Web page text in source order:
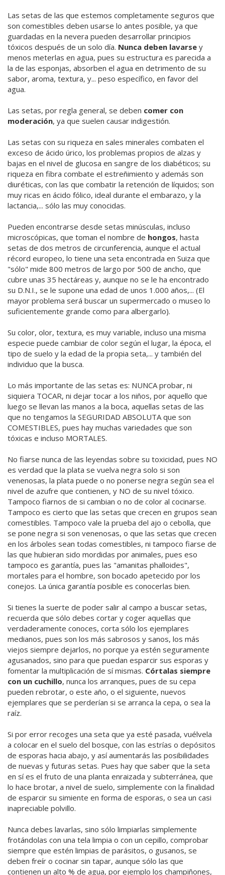
Las setas de las que estemos completamente seguros que
son comestibles deben usarse lo antes posible, ya que
guardadas en la nevera pueden desarrollar principios
tóxicos después de un solo día. Nunca deben lavarse y
menos meterlas en agua, pues su estructura es parecida a
la de las esponjas, absorben el agua en detrimento de su
sabor, aroma, textura, y... peso específico, en favor del
agua.
Las setas, por regla general, se deben comer con
moderación, ya que suelen causar indigestión.
Las setas con su riqueza en sales minerales combaten el
exceso de ácido úrico, los problemas propios de alzas y
bajas en el nivel de glucosa en sangre de los diabéticos; su
riqueza en fibra combate el estreñimiento y además son
diuréticas, con las que combatir la retención de líquidos; son
muy ricas en ácido fólico, ideal durante el embarazo, y la
lactancia,... sólo las muy conocidas.
Pueden encontrarse desde setas minúsculas, incluso
microscópicas, que toman el nombre de hongos, hasta
setas de dos metros de circunferencia, aunque el actual
récord europeo, lo tiene una seta encontrada en Suiza que
"sólo" mide 800 metros de largo por 500 de ancho, que
cubre unas 35 hectáreas y, aunque no se le ha encontrado
su D.N.I., se le supone una edad de unos 1.000 años,... (El
mayor problema será buscar un supermercado o museo lo
suficientemente grande como para albergarlo).
Su color, olor, textura, es muy variable, incluso una misma
especie puede cambiar de color según el lugar, la época, el
tipo de suelo y la edad de la propia seta,... y también del
individuo que la busca.
Lo más importante de las setas es: NUNCA probar, ni
siquiera TOCAR, ni dejar tocar a los niños, por aquello que
luego se llevan las manos a la boca, aquellas setas de las
que no tengamos la SEGURIDAD ABSOLUTA que son
COMESTIBLES, pues hay muchas variedades que son
tóxicas e incluso MORTALES.
No fiarse nunca de las leyendas sobre su toxicidad, pues NO
es verdad que la plata se vuelva negra solo si son
venenosas, la plata puede o no ponerse negra según sea el
nivel de azufre que contienen, y NO de su nivel tóxico.
Tampoco fiarnos de si cambian o no de color al cocinarse.
Tampoco es cierto que las setas que crecen en grupos sean
comestibles. Tampoco vale la prueba del ajo o cebolla, que
se pone negra si son venenosas, o que las setas que crecen
en los árboles sean todas comestibles, ni tampoco fiarse de
las que hubieran sido mordidas por animales, pues eso
tampoco es garantía, pues las "amanitas phalloides",
mortales para el hombre, son bocado apetecido por los
conejos. La única garantía posible es conocerlas bien.
Si tienes la suerte de poder salir al campo a buscar setas,
recuerda que sólo debes cortar y coger aquellas que
verdaderamente conoces, corta sólo los ejemplares
medianos, pues son los más sabrosos y sanos, los más
viejos siempre dejarlos, no porque ya estén seguramente
agusanados, sino para que puedan esparcir sus esporas y
fomentar la multiplicación de sí mismas. Córtalas siempre
con un cuchillo, nunca los arranques, pues de su cepa
pueden rebrotar, o este año, o el siguiente, nuevos
ejemplares que se perderían si se arranca la cepa, o sea la
raíz.
Si por error recoges una seta que ya esté pasada, vuélvela
a colocar en el suelo del bosque, con las estrías o depósitos
de esporas hacia abajo, y así aumentarás las posibilidades
de nuevas y futuras setas. Pues hay que saber que la seta
en sí es el fruto de una planta enraizada y subterránea, que
lo hace brotar, a nivel de suelo, simplemente con la finalidad
de esparcir su simiente en forma de esporas, o sea un casi
inapreciable polvillo.
Nunca debes lavarlas, sino sólo limpiarlas simplemente
frotándolas con una tela limpia o con un cepillo, comprobar
siempre que estén limpias de parásitos, o gusanos, se
deben freír o cocinar sin tapar, aunque sólo las que
contienen un alto % de agua, por ejemplo los champiñones,